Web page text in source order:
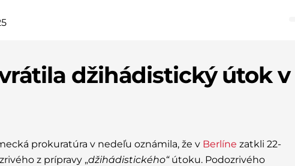
džihádistický útok v
prokuratúra v nedeľu oznámila, že v Berlíne zatkli 22-
z prípravy „džihádistického“útoku. Podozrivého